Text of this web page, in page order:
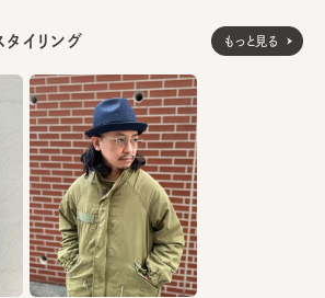
（サイズを小さくする際は、調節テープを
さい。逆向きに引っ張るとスベリを破損する
100%
綿100%
100%
JAPAN
イリング もっと見る